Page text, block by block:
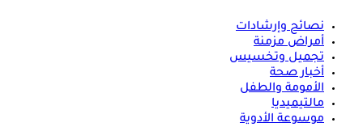
نصائح وإرشادات
أمراض مزمنة
تجميل وتخسيس
أخبار صحة
الأمومة والطفل
مالتيميديا
موسوعة الأدوية